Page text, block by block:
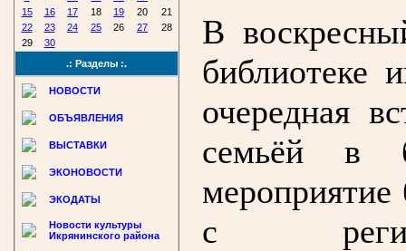
15
16 17 18 19 20
21
22
23 24 25 26 27
28
29
30
.: Разделы :.
НОВОСТИ
ОБЪЯВЛЕНИЯ
ВЫСТАВКИ
ЭКОНОВОСТИ
ЭКОДАТЫ
Новости культуры
Икрянинского района
В
библиотеке
очередная
семьёй в
мероприятие
с